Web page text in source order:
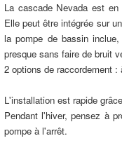
La cascade Nevada est
Elle peut être intégrée sur
la pompe de bassin
presque sans faire de bruit
2 options de raccordement
L'installation est rapide
Pendant l'hiver, pensez à
pompe à l'arrêt.